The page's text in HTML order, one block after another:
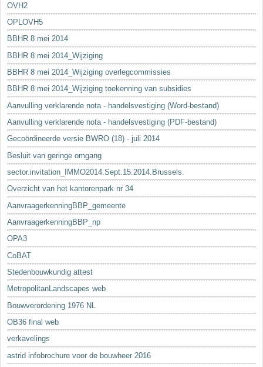
OVH2
OPLOVH5
BBHR 8 mei 2014
BBHR 8 mei 2014_Wijziging
BBHR 8 mei 2014_Wijziging overlegcommissies
BBHR 8 mei 2014_Wijziging toekenning van subsidies
Aanvulling verklarende nota - handelsvestiging (Word-bestand)
Aanvulling verklarende nota - handelsvestiging (PDF-bestand)
Gecoördineerde versie BWRO (18) - juli 2014
Besluit van geringe omgang
sector.invitation_IMMO2014.Sept.15.2014.Brussels.
Overzicht van het kantorenpark nr 34
AanvraagerkenningBBP_gemeente
AanvraagerkenningBBP_np
OPA3
CoBAT
Stedenbouwkundig attest
MetropolitanLandscapes web
Bouwverordening 1976 NL
OB36 final web
verkavelings
astrid infobrochure voor de bouwheer 2016